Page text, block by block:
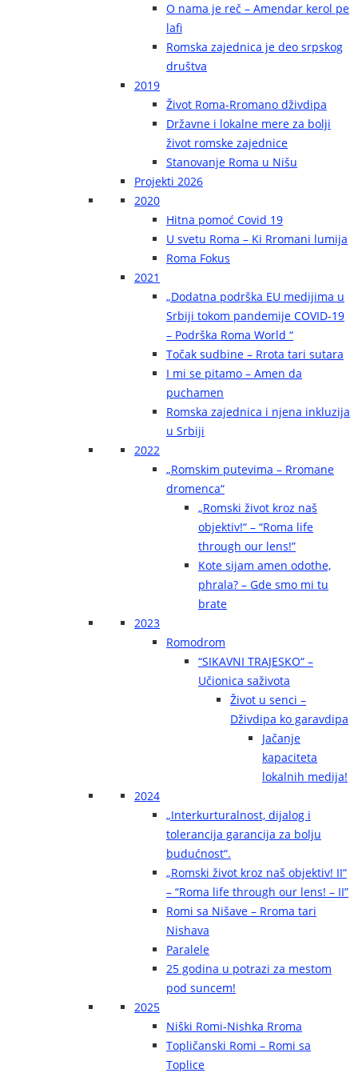
O nama je reč – Amendar kerol pe
lafi
Romska zajednica je deo srpskog
društva
2019
Život Roma-Rromano dživdipa
Državne i lokalne mere za bolji
život romske zajednice
Stanovanje Roma u Nišu
Projekti 2026
2020
Hitna pomoć Covid 19
U svetu Roma – Ki Rromani lumija
Roma Fokus
2021
„Dodatna podrška EU medijima u
Srbiji tokom pandemije COVID-19
– Podrška Roma World “
Točak sudbine – Rrota tari sutara
I mi se pitamo – Amen da
puchamen
Romska zajednica i njena inkluzija
u Srbiji
2022
„Romskim putevima – Rromane
dromenca“
„Romski život kroz naš
objektiv!“ – “Roma life
through our lens!”
Kote sijam amen odothe,
phrala? – Gde smo mi tu
brate
2023
Romodrom
“SIKAVNI TRAJESKO“ –
Učionica saživota
Život u senci –
Dživdipa ko garavdipa
Jačanje
kapaciteta
lokalnih medija!
2024
„Interkurturalnost, dijalog i
tolerancija garancija za bolju
budućnost“.
„Romski život kroz naš objektiv! II“
– “Roma life through our lens! – II”
Romi sa Nišave – Rroma tari
Nishava
Paralele
25 godina u potrazi za mestom
pod suncem!
2025
Niški Romi-Nishka Rroma
Topličanski Romi – Romi sa
Toplice